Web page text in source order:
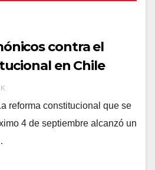
contra el
en Chile
reforma constitucional que se
4 de septiembre alcanzó un